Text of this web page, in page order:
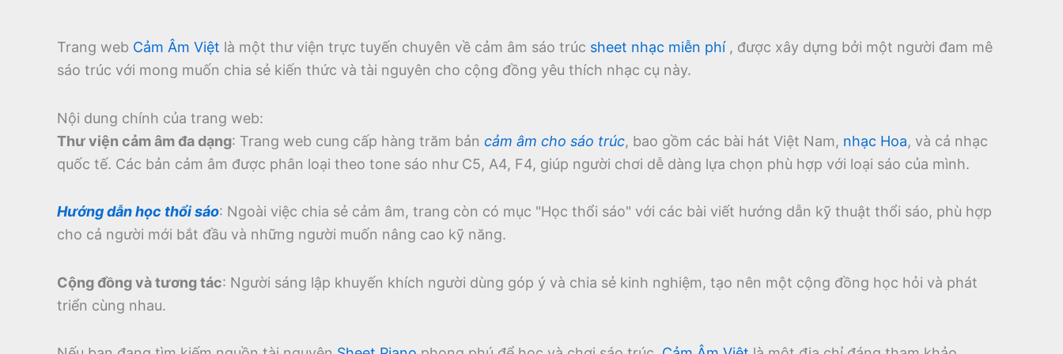
Trang web Cảm Âm Việt là một thư viện trực tuyến chuyên về cảm âm sáo trúc sheet nhạc miễn phí , được xây dựng bởi một người đam mê
sáo trúc với mong muốn chia sẻ kiến thức và tài nguyên cho cộng đồng yêu thích nhạc cụ này.
Nội dung chính của trang web:
Thư viện cảm âm đa dạng: Trang web cung cấp hàng trăm bản cảm âm cho sáo trúc, bao gồm các bài hát Việt Nam, nhạc Hoa, và cả nhạc
quốc tế. Các bản cảm âm được phân loại theo tone sáo như C5, A4, F4, giúp người chơi dễ dàng lựa chọn phù hợp với loại sáo của mình.
Hướng dẫn học thổi sáo: Ngoài việc chia sẻ cảm âm, trang còn có mục "Học thổi sáo" với các bài viết hướng dẫn kỹ thuật thổi sáo, phù hợp
cho cả người mới bắt đầu và những người muốn nâng cao kỹ năng.
Cộng đồng và tương tác: Người sáng lập khuyến khích người dùng góp ý và chia sẻ kinh nghiệm, tạo nên một cộng đồng học hỏi và phát
triển cùng nhau.